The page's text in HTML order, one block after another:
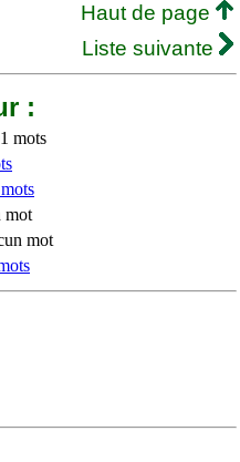
Haut de page
Liste suivante
:
mots
mot
mot